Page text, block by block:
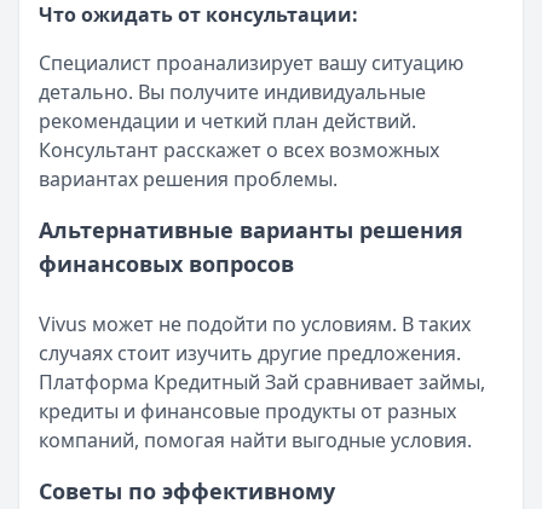
Что ожидать от консультации:
Специалист проанализирует вашу ситуацию
детально. Вы получите индивидуальные
рекомендации и четкий план действий.
Консультант расскажет о всех возможных
вариантах решения проблемы.
Альтернативные варианты решения
финансовых вопросов
Vivus может не подойти по условиям. В таких
случаях стоит изучить другие предложения.
Платформа Кредитный Зай сравнивает займы,
кредиты и финансовые продукты от разных
компаний, помогая найти выгодные условия.
Советы по эффективному